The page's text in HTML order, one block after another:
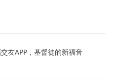
友APP，基督徒的新福音